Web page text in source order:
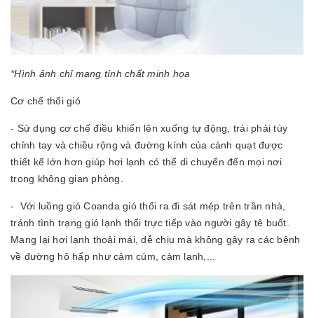
*Hình ảnh chỉ mang tính chất minh họa
Cơ chế thổi gió
- Sử dụng cơ chế điều khiển lên xuống tự động, trái phải tùy
chỉnh tay và chiều rộng và đường kính của cánh quạt được
thiết kế lớn hơn giúp hơi lạnh có thể di chuyển đến mọi nơi
trong không gian phòng.
- Với luồng gió Coanda gió thổi ra đi sát mép trên trần nhà,
tránh tình trạng gió lạnh thổi trực tiếp vào người gây tê buốt.
Mang lại hơi lạnh thoải mái, dễ chịu mà không gây ra các bệnh
về đường hô hấp như cảm cúm, cảm lạnh,...